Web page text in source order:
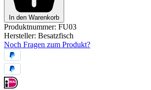
In den Warenkorb
Produktnummer: FU03
Hersteller: Besatzfisch
Noch Fragen zum Produkt?